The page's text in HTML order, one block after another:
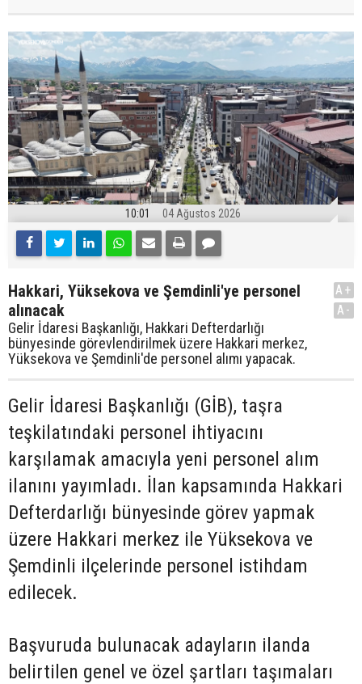
10:01 04 Ağustos 2026
Hakkari, Yüksekova ve Şemdinli'ye personel
alınacak
Gelir İdaresi Başkanlığı, Hakkari Defterdarlığı
bünyesinde görevlendirilmek üzere Hakkari merkez,
Yüksekova ve Şemdinli'de personel alımı yapacak.
A+
A-
Gelir İdaresi Başkanlığı (GİB), taşra
teşkilatındaki personel ihtiyacını
karşılamak amacıyla yeni personel alım
ilanını yayımladı. İlan kapsamında Hakkari
Defterdarlığı bünyesinde görev yapmak
üzere Hakkari merkez ile Yüksekova ve
Şemdinli ilçelerinde personel istihdam
edilecek.
Başvuruda bulunacak adayların ilanda
belirtilen genel ve özel şartları taşımaları